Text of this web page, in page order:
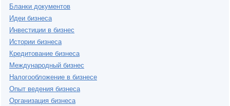
Бланки документов
Идеи бизнеса
Инвестиции в бизнес
Истории бизнеса
Кредитование бизнеса
Международный бизнес
Налогообложение в бизнесе
Опыт ведения бизнеса
Организация бизнеса